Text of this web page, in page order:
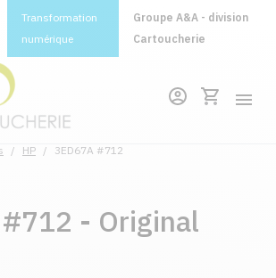
Transformation
numérique
Groupe A&A - division
Cartoucherie
/ HP / 3ED67A #712
- Original